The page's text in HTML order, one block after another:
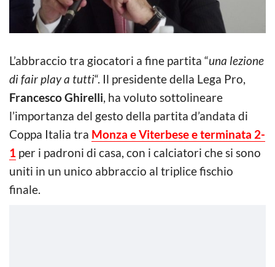
L’abbraccio tra giocatori a fine partita “una lezione
di fair play a tutti“. Il presidente della Lega Pro,
Francesco Ghirelli, ha voluto sottolineare
l’importanza del gesto della partita d’andata di
Coppa Italia tra Monza e Viterbese e terminata 2-
1 per i padroni di casa, con i calciatori che si sono
uniti in un unico abbraccio al triplice fischio
finale.